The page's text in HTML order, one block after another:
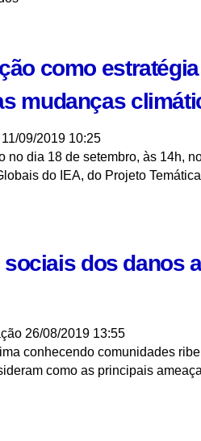
como
mudanças
09/2019 10:25
dia 18 de setembro, às 14h,
do IEA, do Projeto
dos danos
26/08/2019 13:55
conhecendo comunidades
como as principais